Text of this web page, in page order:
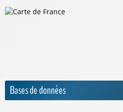
Bases de données